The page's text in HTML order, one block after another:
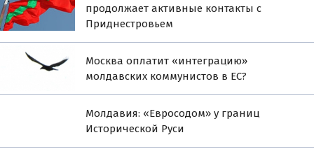
продолжает активные контакты с
Приднестровьем
Москва оплатит «интеграцию»
молдавских коммунистов в ЕС?
Молдавия: «Евросодом» у границ
Исторической Руси